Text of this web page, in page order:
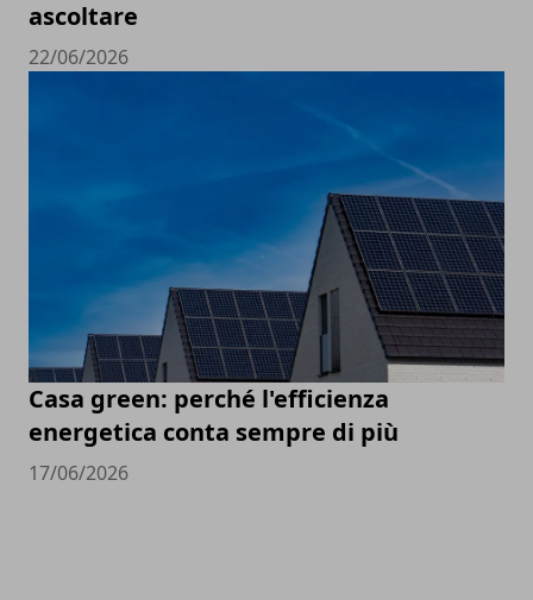
ascoltare
22/06/2026
Casa green: perché l'efficienza
energetica conta sempre di più
17/06/2026